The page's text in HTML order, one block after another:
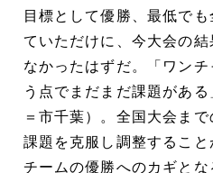
目標として優勝、最低で
ていただけに、今大会の
なかったはずだ。「ワン
う点でまだまだ課題があ
＝市千葉）。全国大会ま
課題を克服し調整するこ
チームの優勝へのカギと